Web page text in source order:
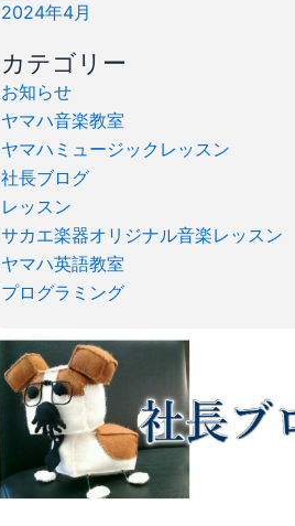
2024年4月
カテゴリー
お知らせ
ヤマハ音楽教室
ヤマハミュージックレッスン
社長ブログ
レッスン
サカエ楽器オリジナル音楽レッスン
ヤマハ英語教室
プログラミング